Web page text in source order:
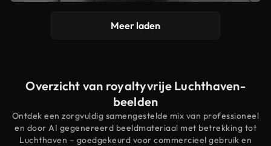
Meer laden
Overzicht van royaltyvrije Luchthaven-
beelden
Ontdek een zorgvuldig samengestelde mix van professioneel
en door AI gegenereerd beeldmateriaal met betrekking tot
Luchthaven – goedgekeurd voor commercieel gebruik en